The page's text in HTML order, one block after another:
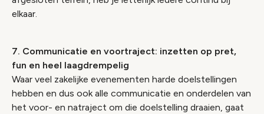
elkaar.
7. Communicatie en voortraject: inzetten op pret,
fun en heel laagdrempelig
Waar veel zakelijke evenementen harde doelstellingen
hebben en dus ook alle communicatie en onderdelen van
het voor- en natraject om die doelstelling draaien, gaat